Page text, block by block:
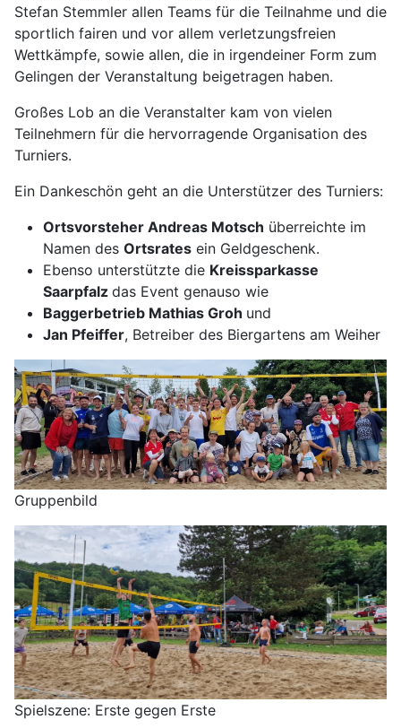
Stefan Stemmler allen Teams für die Teilnahme und die
sportlich fairen und vor allem verletzungsfreien
Wettkämpfe, sowie allen, die in irgendeiner Form zum
Gelingen der Veranstaltung beigetragen haben.
Großes Lob an die Veranstalter kam von vielen
Teilnehmern für die hervorragende Organisation des
Turniers.
Ein Dankeschön geht an die Unterstützer des Turniers:
Ortsvorsteher Andreas Motsch überreichte im
Namen des Ortsrates ein Geldgeschenk.
Ebenso unterstützte die Kreissparkasse
Saarpfalz das Event genauso wie
Baggerbetrieb Mathias Groh und
Jan Pfeiffer, Betreiber des Biergartens am Weiher
Gruppenbild
Spielszene: Erste gegen Erste